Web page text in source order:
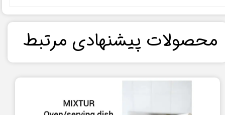
​محصولات پیشنهادی مرتبط​​​​​​​